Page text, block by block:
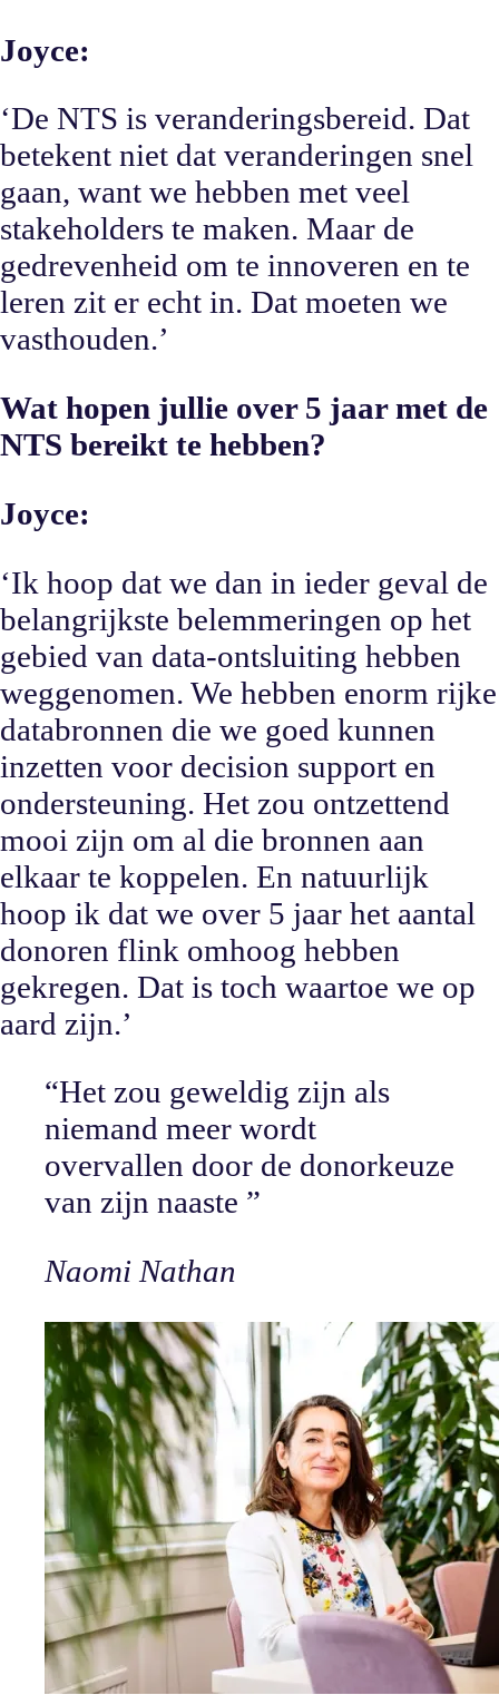
Joyce:
‘De NTS is veranderingsbereid. Dat
betekent niet dat veranderingen snel
gaan, want we hebben met veel
stakeholders te maken. Maar de
gedrevenheid om te innoveren en te
leren zit er echt in. Dat moeten we
vasthouden.’
Wat hopen jullie over 5 jaar met de
NTS bereikt te hebben?
Joyce:
‘Ik hoop dat we dan in ieder geval de
belangrijkste belemmeringen op het
gebied van data-ontsluiting hebben
weggenomen. We hebben enorm rijke
databronnen die we goed kunnen
inzetten voor decision support en
ondersteuning. Het zou ontzettend
mooi zijn om al die bronnen aan
elkaar te koppelen. En natuurlijk
hoop ik dat we over 5 jaar het aantal
donoren flink omhoog hebben
gekregen. Dat is toch waartoe we op
aard zijn.’
“Het zou geweldig zijn als
niemand meer wordt
overvallen door de donorkeuze
van zijn naaste ”
Naomi Nathan